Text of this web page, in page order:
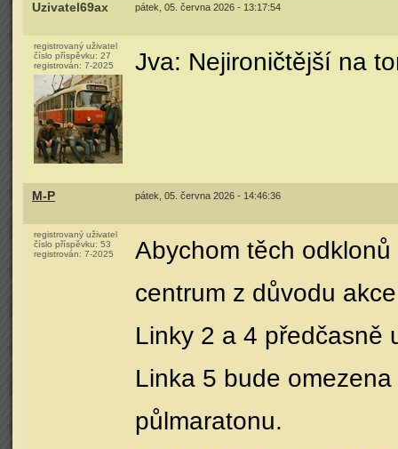
Uzivatel69ax pátek, 05. června 2026 - 13:17:54
registrovaný uživatel
číslo příspěvku: 27
registrován: 7-2025 Jva: Nejironičtější na
M-P pátek, 05. června 2026 - 14:46:36
registrovaný uživatel
číslo příspěvku: 53
registrován: 7-2025
Abychom těch
centrum z důvodu
Linky 2 a 4 předčasně
Linka 5 bude
půlmaratonu.